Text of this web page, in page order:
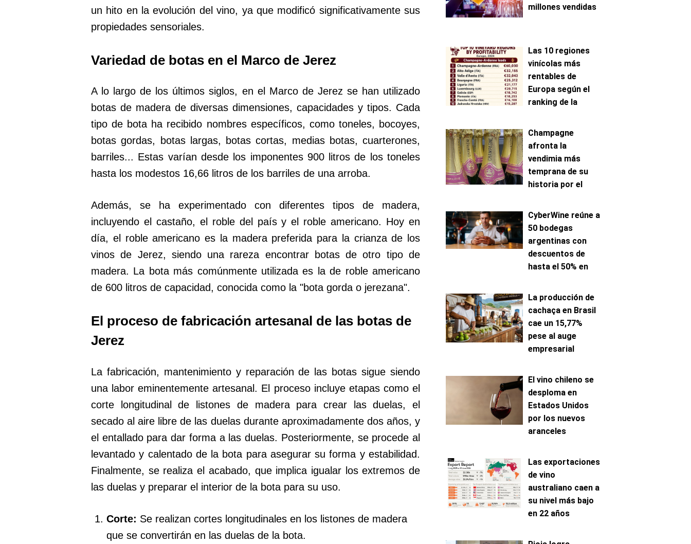
un hito en la evolución del vino, ya que modificó significativamente sus
propiedades sensoriales.
Variedad de botas en el Marco de Jerez
A lo largo de los últimos siglos, en el Marco de Jerez se han utilizado
botas de madera de diversas dimensiones, capacidades y tipos. Cada
tipo de bota ha recibido nombres específicos, como toneles, bocoyes,
botas gordas, botas largas, botas cortas, medias botas, cuarterones,
barriles... Estas varían desde los imponentes 900 litros de los toneles
hasta los modestos 16,66 litros de los barriles de una arroba.
Además, se ha experimentado con diferentes tipos de madera,
incluyendo el castaño, el roble del país y el roble americano. Hoy en
día, el roble americano es la madera preferida para la crianza de los
vinos de Jerez, siendo una rareza encontrar botas de otro tipo de
madera. La bota más comúnmente utilizada es la de roble americano
de 600 litros de capacidad, conocida como la "bota gorda o jerezana".
El proceso de fabricación artesanal de las botas de
Jerez
La fabricación, mantenimiento y reparación de las botas sigue siendo
una labor eminentemente artesanal. El proceso incluye etapas como el
corte longitudinal de listones de madera para crear las duelas, el
secado al aire libre de las duelas durante aproximadamente dos años, y
el entallado para dar forma a las duelas. Posteriormente, se procede al
levantado y calentado de la bota para asegurar su forma y estabilidad.
Finalmente, se realiza el acabado, que implica igualar los extremos de
las duelas y preparar el interior de la bota para su uso.
Corte: Se realizan cortes longitudinales en los listones de madera
que se convertirán en las duelas de la bota.
millones vendidas
Las 10 regiones
vinícolas más
rentables de
Europa según el
ranking de la
Champagne
afronta la
vendimia más
temprana de su
historia por el
maduración
CyberWine reúne a
50 bodegas
argentinas con
descuentos de
hasta el 50% en
La producción de
cachaça en Brasil
cae un 15,77%
pese al auge
empresarial
El vino chileno se
desploma en
Estados Unidos
por los nuevos
aranceles
Las exportaciones
de vino
australiano caen a
su nivel más bajo
en 22 años